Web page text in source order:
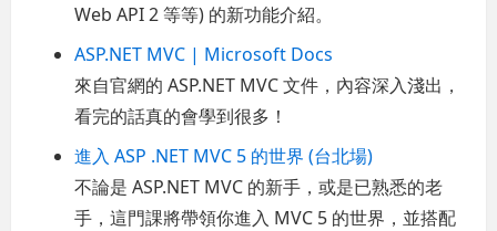
Web API 2 等等) 的新功能介紹。
ASP.NET MVC | Microsoft Docs
來自官網的 ASP.NET MVC 文件，內容深入淺出，
看完的話真的會學到很多！
進入 ASP .NET MVC 5 的世界 (台北場)
不論是 ASP.NET MVC 的新手，或是已熟悉的老
手，這門課將帶領你進入 MVC 5 的世界，並搭配